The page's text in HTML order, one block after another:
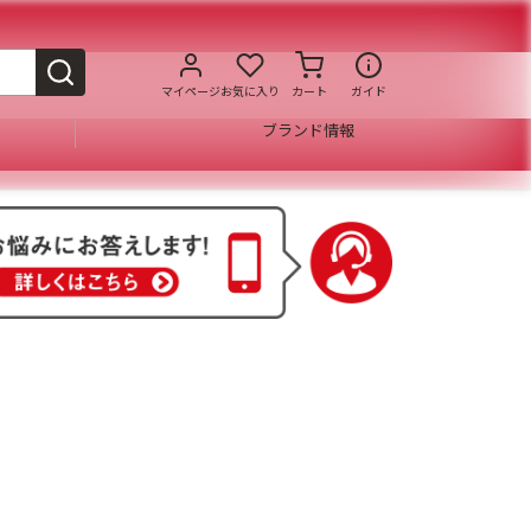
マイページお気に入り カート ガイド
ブランド情報